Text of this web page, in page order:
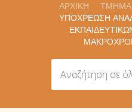
ΑΡΧΙΚΉ
ΤΜΉΜΑ
ΥΠΟΧΡΈΩΣΗ